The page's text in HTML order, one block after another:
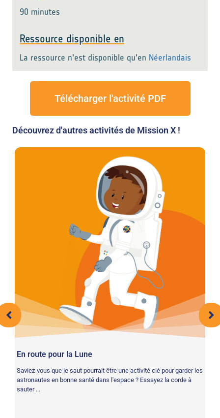
90 minutes
Ressource disponible en
La ressource n'est disponible qu'en Néerlandais
Télécharger l'activité PDF
Découvrez d'autres activités de Mission X !
En route pour la Lune
Saviez-vous que le saut pourrait être une activité clé pour garder les
astronautes en bonne santé dans l'espace ? Essayez la corde à
sauter ...